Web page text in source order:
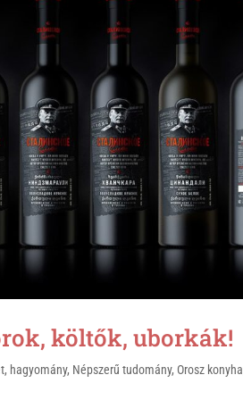
költők, uborkák!
, hagyomány, Népszerű tudomány, Orosz konyha